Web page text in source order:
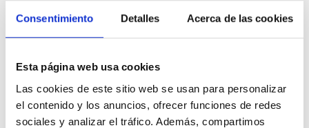
Consentimiento Detalles Acerca de las cookies
Esta página web usa cookies
Las cookies de este sitio web se usan para personalizar
el contenido y los anuncios, ofrecer funciones de redes
sociales y analizar el tráfico. Además, compartimos